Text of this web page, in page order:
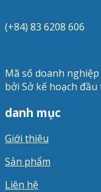
(+84) 83 6208 606
Mã số doanh
bởi Sở kế hoạch đầu
danh mục
Giới thiệu
Sản phẩm
Liên hệ